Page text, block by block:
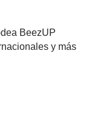
BeezUP
y más